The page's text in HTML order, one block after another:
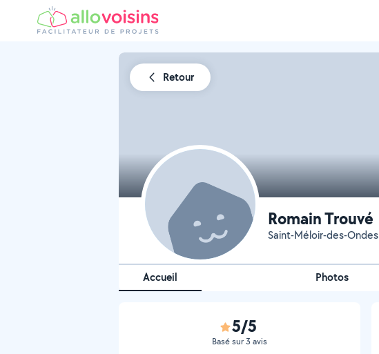
Retour
Romain Trouvé
Saint-Méloir-des-Ondes
Accueil Photos
5/5
Basé sur 3 avis